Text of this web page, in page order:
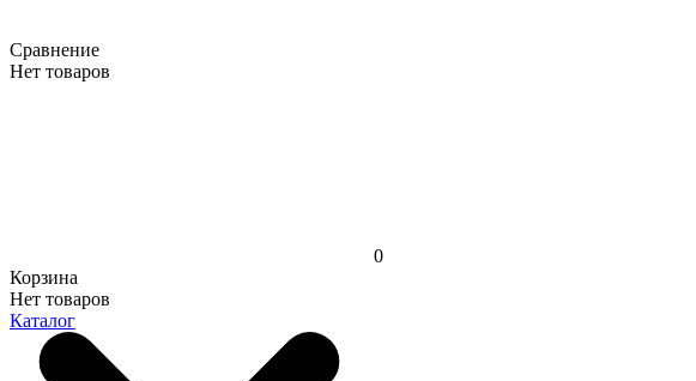
Сравнение
Нет товаров
0
Корзина
Нет товаров
Каталог